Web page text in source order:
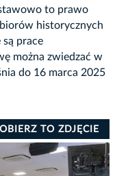
to prawo
historycznych
prace
można zwiedzać w
do 16 marca 2025
TO ZDJĘCIE